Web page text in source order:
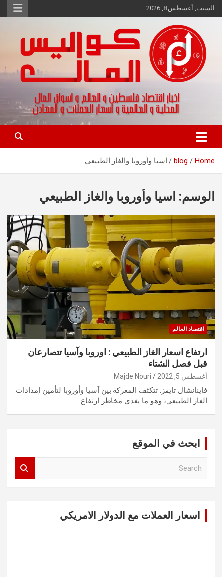
Skip
to
السبت, أغسطس 8, 2026
كواليس المال
اخبار اقتصاد فلسطين و العالم و تقارير اسواق المال و العملات
Home
blog اسيا وأوروبا والغاز الطبيعي
الوسم: اسيا وأوروبا والغاز الطبيعي
اقتصاد العالم
ارتفاع اسعار الغاز الطبيعي : اوروبا وآسيا تتصارعان
قبل فصل الشتاء
أغسطس 5, 2022 Majde Nouri
فاينانشال تايمز: تتكثف المعركة بين آسيا وأوروبا لتأمين إمدادات
الغاز الطبيعي، وهو ما يغذي مخاطر ارتفاع…
ابحث في الموقع
اسعار العملات مع الدولار الامريكي